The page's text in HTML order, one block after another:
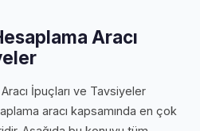
Aracı
İpuçları ve Tavsiyeler
aracı kapsamında en çok